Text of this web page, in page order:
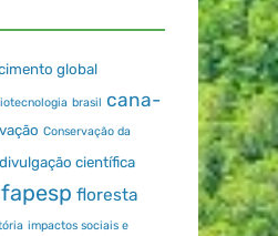
global
brasil cana-
Conservação da
divulgação científica
fapesp floresta
impactos sociais e